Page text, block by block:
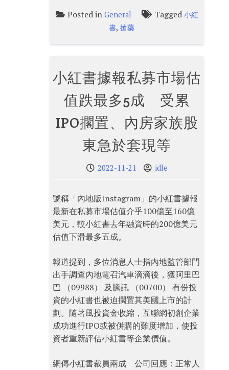
Posted in General Tagged 小紅
書,搶藥
小紅書據報私募市場估
值跌最多5成 受累
IPO擱置、內房家族股
東急於套現等
2022-11-21 idle
號稱「內地版Instagram」的小紅書據報
最新在私募市場估值介乎100億至160億
美元，較小紅書去年融資時的200億美元
估值下滑最多五成。
報道提到，多位消息人士指內地監管部門
出手調查內地電召汽車滴滴後，獲阿里巴
巴 （09988） 及騰訊 （00700） 有份投
資的小紅書也被迫擱置其美國上市的計
劃。隨著風投資金收縮，互聯網初創企業
成功進行IPO或被併購的難度增加，使投
資者重新評估小紅書等企業價值。
網傳小紅書裁員兩成 公司回應：正常人